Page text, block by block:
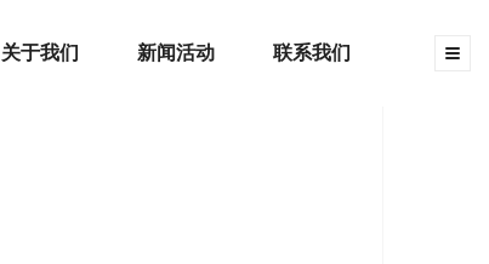
关于我们 新闻活动 联系我们